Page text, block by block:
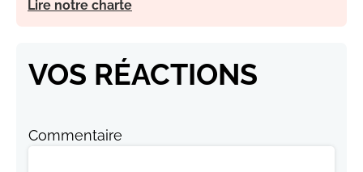
Lire notre charte
VOS RÉACTIONS
Commentaire